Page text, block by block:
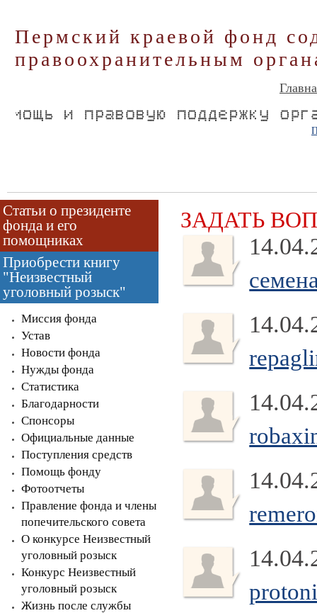
Пермский краевой фонд
правоохранительным
Статьи о президенте
фонда и его
помощниках
Приобрести книгу
"Неизвестный
уголовный розыск"
Миссия фонда
Устав
Новости фонда
Нужды фонда
Статистика
Благодарности
Спонсоры
Официальные данные
Поступления средств
Помощь фонду
Фотоотчеты
Правление фонда и члены
попечительского совета
О конкурсе Неизвестный
уголовный розыск
Конкурс Неизвестный
уголовный розыск
Жизнь после службы
ЗАДАТЬ